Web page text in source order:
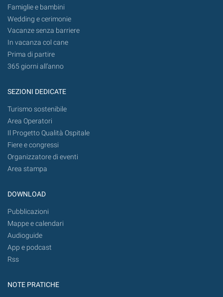
Famiglie e bambini
Wedding e cerimonie
Vacanze senza barriere
In vacanza col cane
Prima di partire
365 giorni all’anno
SEZIONI DEDICATE
Turismo sostenibile
Area Operatori
Il Progetto Qualità Ospitale
Fiere e congressi
Organizzatore di eventi
Area stampa
DOWNLOAD
Pubblicazioni
Mappe e calendari
Audioguide
App e podcast
Rss
NOTE PRATICHE